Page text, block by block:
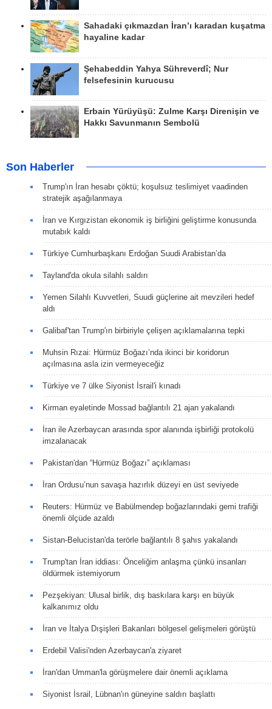
Sahadaki çıkmazdan İran’ı karadan kuşatma
hayaline kadar
Şehabeddin Yahya Sühreverdî; Nur
felsefesinin kurucusu
Erbain Yürüyüşü: Zulme Karşı Direnişin ve
Hakkı Savunmanın Sembolü
Son Haberler
Trump'ın İran hesabı çöktü; koşulsuz teslimiyet vaadinden
stratejik aşağılanmaya
İran ve Kırgızistan ekonomik iş birliğini geliştirme konusunda
mutabık kaldı
Türkiye Cumhurbaşkanı Erdoğan Suudi Arabistan’da
Tayland'da okula silahlı saldırı
Yemen Silahlı Kuvvetleri, Suudi güçlerine ait mevzileri hedef
aldı
Galibaf'tan Trump'ın birbiriyle çelişen açıklamalarına tepki
Muhsin Rızai: Hürmüz Boğazı’nda ikinci bir koridorun
açılmasına asla izin vermeyeceğiz
Türkiye ve 7 ülke Siyonist İsrail'i kınadı
Kirman eyaletinde Mossad bağlantılı 21 ajan yakalandı
İran ile Azerbaycan arasında spor alanında işbirliği protokolü
imzalanacak
Pakistan'dan “Hürmüz Boğazı” açıklaması
İran Ordusu’nun savaşa hazırlık düzeyi en üst seviyede
Reuters: Hürmüz ve Babülmendep boğazlarındaki gemi trafiği
önemli ölçüde azaldı
Sistan-Belucistan'da terörle bağlantılı 8 şahıs yakalandı
Trump'tan İran iddiası: Önceliğim anlaşma çünkü insanları
öldürmek istemiyorum
Pezşekiyan: Ulusal birlik, dış baskılara karşı en büyük
kalkanımız oldu
İran ve İtalya Dışişleri Bakanları bölgesel gelişmeleri görüştü
Erdebil Valisi'nden Azerbaycan'a ziyaret
İran'dan Umman'la görüşmelere dair önemli açıklama
Siyonist İsrail, Lübnan'ın güneyine saldırı başlattı